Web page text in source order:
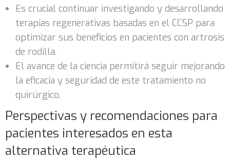
Es crucial continuar investigando y desarrollando
terapias regenerativas basadas en el CCSP para
optimizar sus beneficios en pacientes con artrosis
de rodilla.
El avance de la ciencia permitirá seguir mejorando
la eficacia y seguridad de este tratamiento no
quirúrgico.
Perspectivas y recomendaciones para
pacientes interesados en esta
alternativa terapéutica